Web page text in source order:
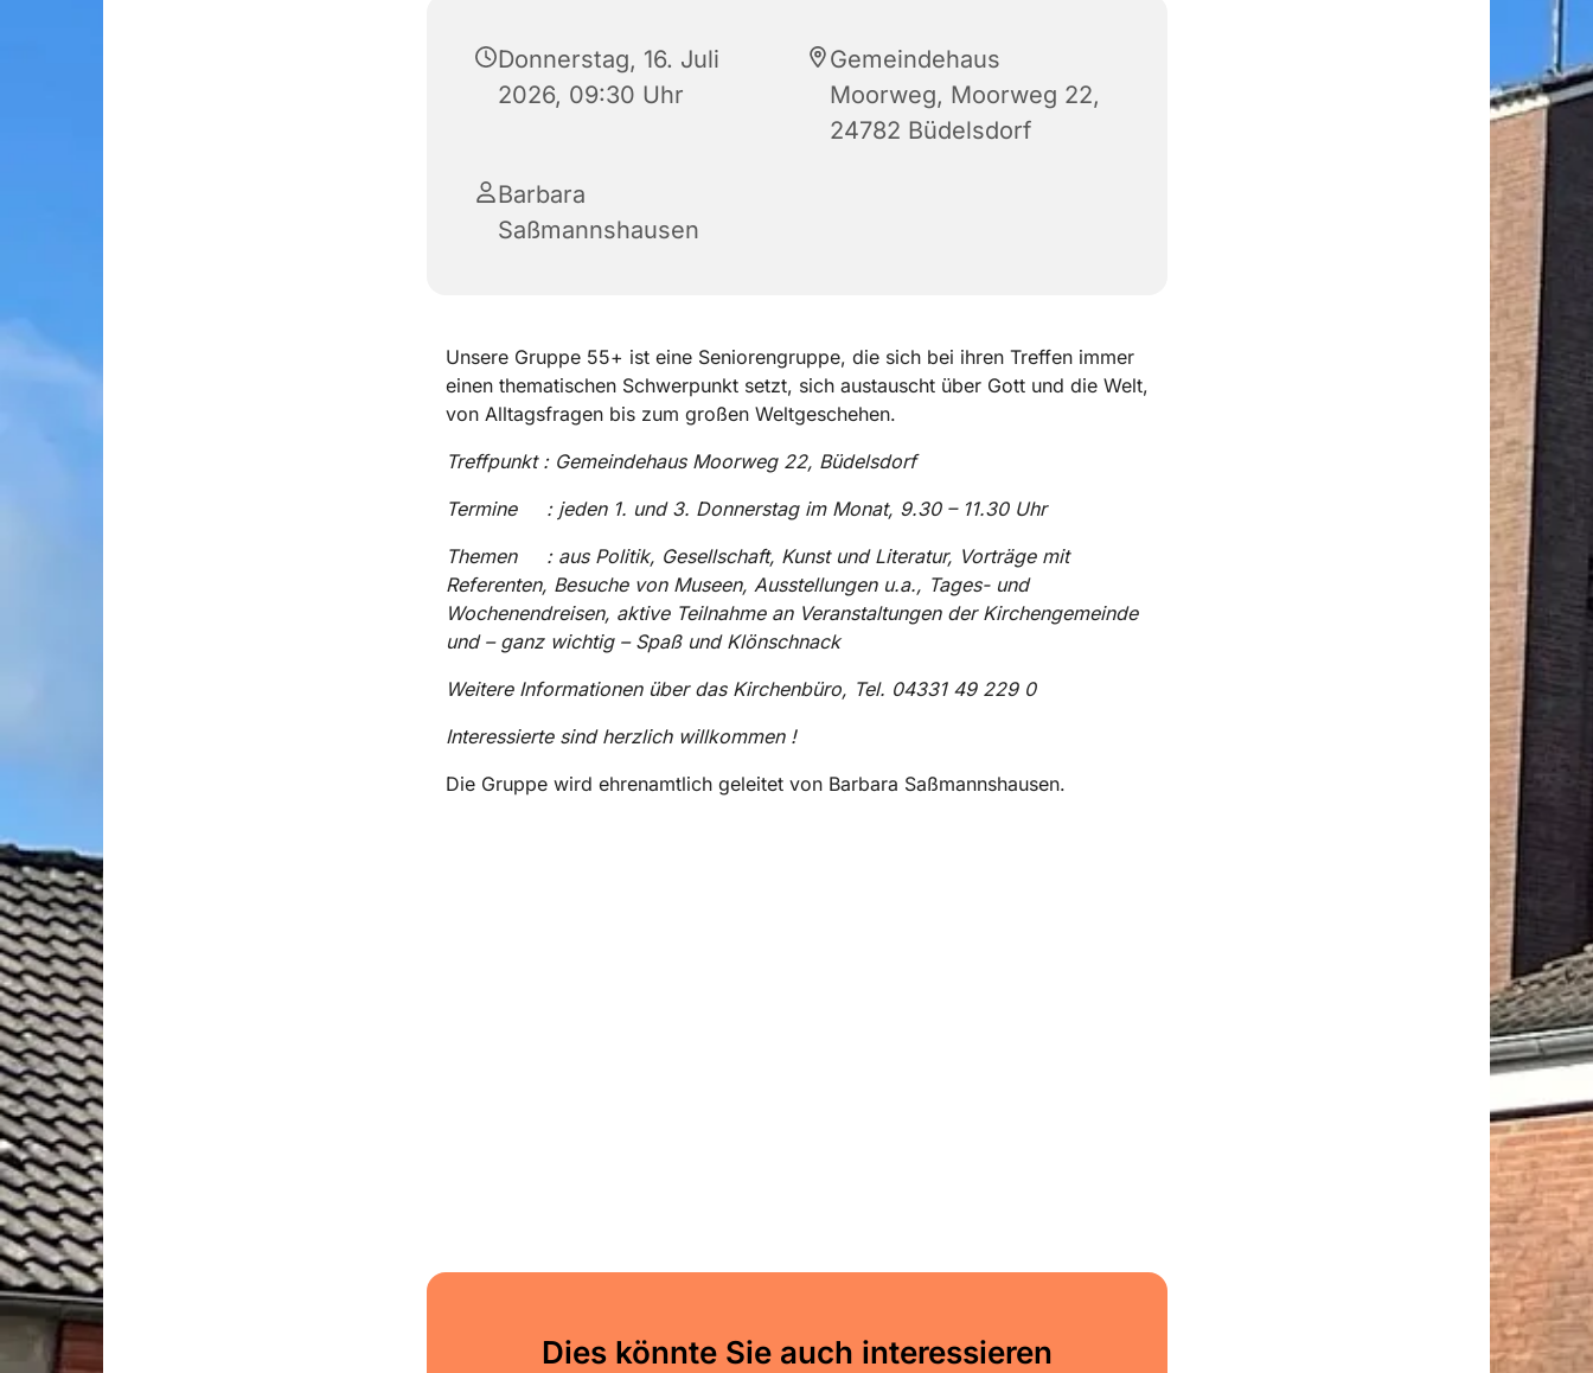
Donnerstag, 16. Juli
2026, 09:30 Uhr
Gemeindehaus
Moorweg, Moorweg 22,
24782 Büdelsdorf
Barbara
Saßmannshausen
Unsere Gruppe 55+ ist eine Seniorengruppe, die sich bei ihren Treffen immer
einen thematischen Schwerpunkt setzt, sich austauscht über Gott und die Welt,
von Alltagsfragen bis zum großen Weltgeschehen.
Treffpunkt : Gemeindehaus Moorweg 22, Büdelsdorf
Termine : jeden 1. und 3. Donnerstag im Monat, 9.30 – 11.30 Uhr
Themen : aus Politik, Gesellschaft, Kunst und Literatur, Vorträge mit
Referenten, Besuche von Museen, Ausstellungen u.a., Tages- und
Wochenendreisen, aktive Teilnahme an Veranstaltungen der Kirchengemeinde
und – ganz wichtig – Spaß und Klönschnack
Weitere Informationen über das Kirchenbüro, Tel. 04331 49 229 0
Interessierte sind herzlich willkommen !
Die Gruppe wird ehrenamtlich geleitet von Barbara Saßmannshausen.
Dies könnte Sie auch interessieren